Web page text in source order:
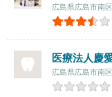
広島県広島市南
医療法人慶
広島県広島市南